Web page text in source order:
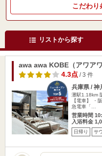
こだわり
リストから探す
awa awa KOBE（アワアワ
4.3点/ 3 件
兵庫県 / 神
灘駅1.18km
【電車】 ・
急電車「…
営業時間
入浴料金
日帰り サ